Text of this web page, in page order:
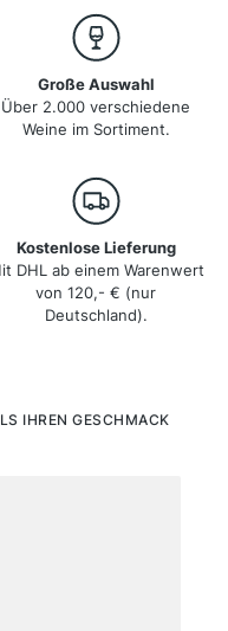
Große Auswahl
Über 2.000 verschiedene
Weine im Sortiment.
Kostenlose Lieferung
DHL ab einem Warenwert
von 120,- € (nur
Deutschland).
IHREN GESCHMACK